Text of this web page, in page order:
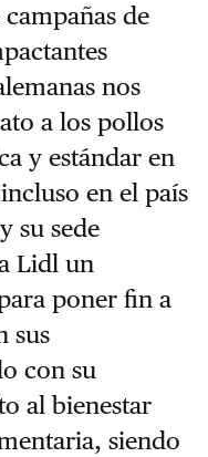
de
nos
a los pollos
y estándar en
en el país
su sede
Lidl un
poner fin a
sus
con su
al bienestar
siendo